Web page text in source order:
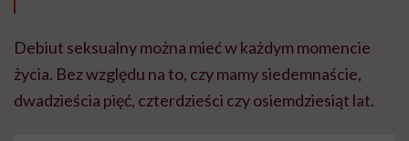
Debiut seksualny można mieć w każdym momencie
życia. Bez względu na to, czy mamy siedemnaście,
dwadzieścia pięć, czterdzieści czy osiemdziesiąt lat.